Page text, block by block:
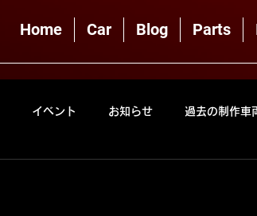
Home Car Blog Parts
イベント お知らせ 過去の制作車